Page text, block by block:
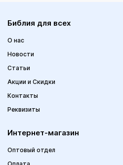
Библия для всех
О нас
Новости
Статьи
Акции и Скидки
Контакты
Реквизиты
Интернет-магазин
Оптовый отдел